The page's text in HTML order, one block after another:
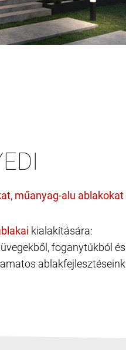
,
kialakítására:
foganytúkból